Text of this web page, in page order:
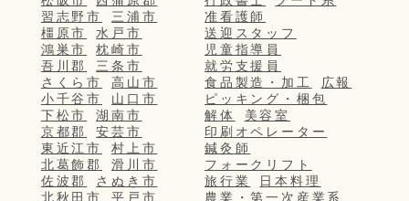
習志野市
三浦市
橿原市
水戸市
鴻巣市
枕崎市
吾川郡
三条市
さくら市
高山市
小千谷市
山口市
下松市
湖南市
京都郡
安芸市
東近江市
村上市
北葛飾郡
滑川市
佐波郡
さぬき市
北秋田市
平戸市
准看護師
送迎スタッフ
児童指導員
就労支援員
食品製造・加工
広報
ピッキング・梱包
解体
美容室
印刷オペレーター
鍼灸師
フォークリフト
旅行業
日本料理
農業・第一次産業系